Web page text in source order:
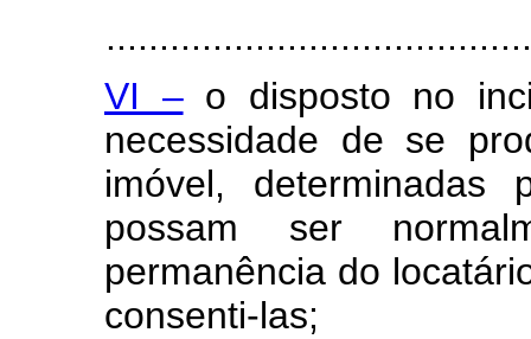
VI –o disposto no
necessidade de se
imóvel,
possam ser
permanência do
consenti-las;